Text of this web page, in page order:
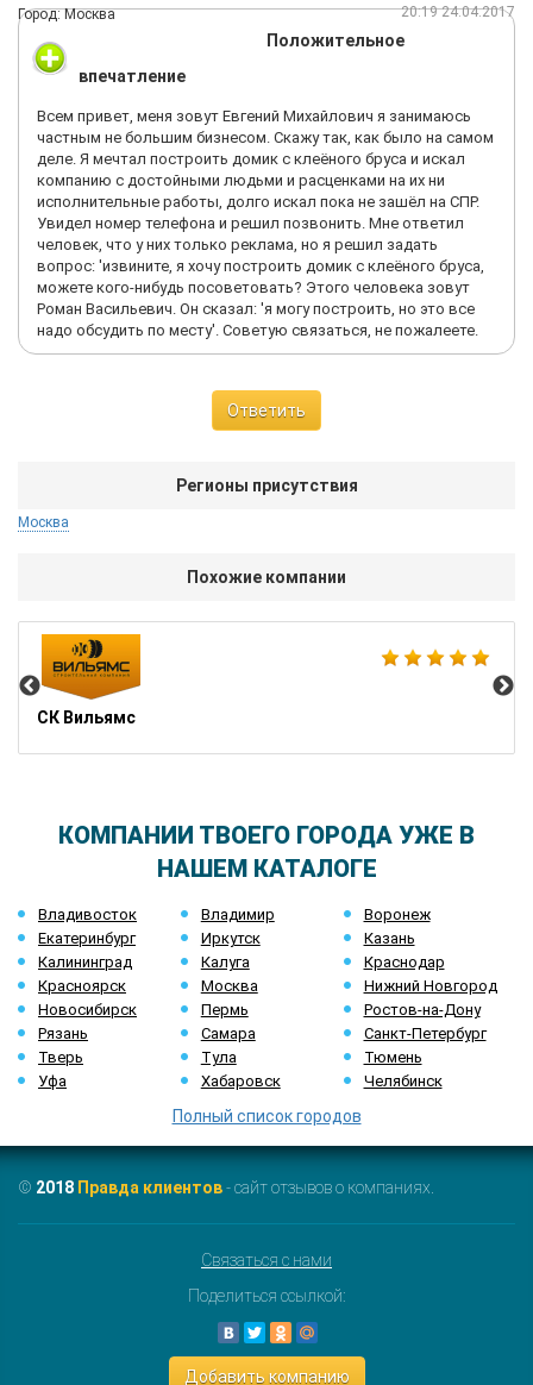
Город: Москва 20:19 24.04.2017
Положительное
впечатление
Всем привет, меня зовут Евгений Михайлович я занимаюсь
частным не большим бизнесом. Скажу так, как было на самом
деле. Я мечтал построить домик с клеёного бруса и искал
компанию с достойными людьми и расценками на их ни
исполнительные работы, долго искал пока не зашёл на СПР.
Увидел номер телефона и решил позвонить. Мне ответил
человек, что у них только реклама, но я решил задать
вопрос: 'извините, я хочу построить домик с клеёного бруса,
можете кого-нибудь посоветовать? Этого человека зовут
Роман Васильевич. Он сказал: 'я могу построить, но это все
надо обсудить по месту'. Советую связаться, не пожалеете.
Ответить
Регионы присутствия
Москва
Похожие компании
СК Вильямс
КОМПАНИИ ТВОЕГО ГОРОДА УЖЕ В
НАШЕМ КАТАЛОГЕ
Владивосток Владимир
Воронеж
Екатеринбург
Иркутск
Казань
Калининград
Калуга
Краснодар
Красноярск
Москва
Нижний Новгород
Новосибирск
Пермь
Ростов-на-Дону
Рязань
Самара
Санкт-Петербург
Тверь
Тула
Тюмень
Уфа
Хабаровск Челябинск
Полный список городов
© 2018 Правда клиентов- сайт отзывов о компаниях.
Связаться с нами
Поделиться ссылкой:
Добавить компанию